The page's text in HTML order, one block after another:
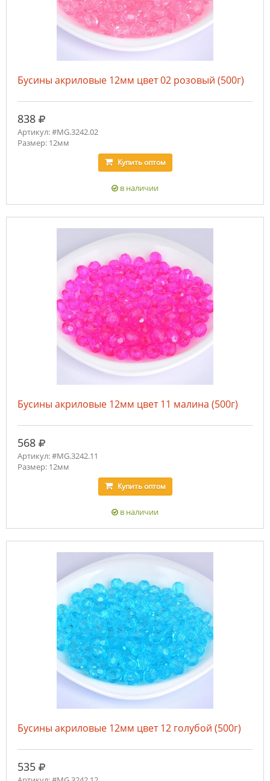
Бусины акриловые 12мм цвет 02 розовый (500г)
838 руб.
Артикул: #MG.3242.02
Размер: 12мм
Купитьоптом
в наличии
Бусины акриловые 12мм цвет 11 малина (500г)
568 руб.
Артикул: #MG.3242.11
Размер: 12мм
Купитьоптом
в наличии
Бусины акриловые 12мм цвет 12 голубой (500г)
535 руб.